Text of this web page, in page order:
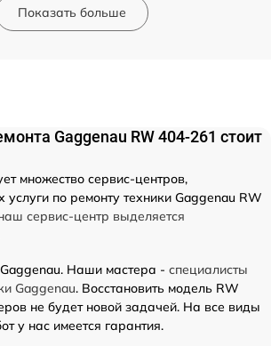
Показать больше
Gaggenau RW 404-261 стоит
множество сервис-центров,
по ремонту техники Gaggenau RW
сервис-центр выделяется
Наши мастера - специалисты
Gaggenau. Восстановить модель RW
не будет новой задачей. На все виды
у нас имеется гарантия.